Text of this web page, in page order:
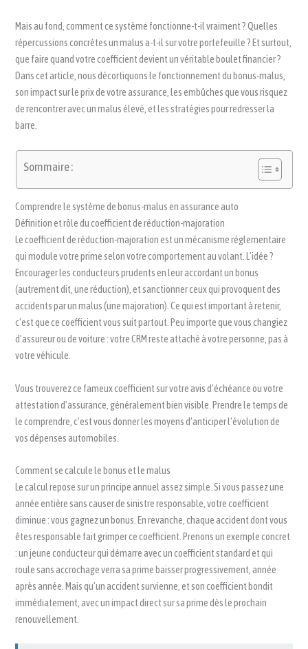
Mais au fond, comment ce système fonctionne-t-il vraiment ? Quelles
répercussions concrètes un malus a-t-il sur votre portefeuille ? Et surtout,
que faire quand votre coefficient devient un véritable boulet financier ?
Dans cet article, nous décortiquons le fonctionnement du bonus-malus,
son impact sur le prix de votre assurance, les embûches que vous risquez
de rencontrer avec un malus élevé, et les stratégies pour redresser la
barre.
Sommaire :
Comprendre le système de bonus-malus en assurance auto
Définition et rôle du coefficient de réduction-majoration
Le coefficient de réduction-majoration est un mécanisme réglementaire
qui module votre prime selon votre comportement au volant. L’idée ?
Encourager les conducteurs prudents en leur accordant un bonus
(autrement dit, une réduction), et sanctionner ceux qui provoquent des
accidents par un malus (une majoration). Ce qui est important à retenir,
c’est que ce coefficient vous suit partout. Peu importe que vous changiez
d’assureur ou de voiture : votre CRM reste attaché à votre personne, pas à
votre véhicule.
Vous trouverez ce fameux coefficient sur votre avis d’échéance ou votre
attestation d’assurance, généralement bien visible. Prendre le temps de
le comprendre, c’est vous donner les moyens d’anticiper l’évolution de
vos dépenses automobiles.
Comment se calcule le bonus et le malus
Le calcul repose sur un principe annuel assez simple. Si vous passez une
année entière sans causer de sinistre responsable, votre coefficient
diminue : vous gagnez un bonus. En revanche, chaque accident dont vous
êtes responsable fait grimper ce coefficient. Prenons un exemple concret
: un jeune conducteur qui démarre avec un coefficient standard et qui
roule sans accrochage verra sa prime baisser progressivement, année
après année. Mais qu’un accident survienne, et son coefficient bondit
immédiatement, avec un impact direct sur sa prime dès le prochain
renouvellement.